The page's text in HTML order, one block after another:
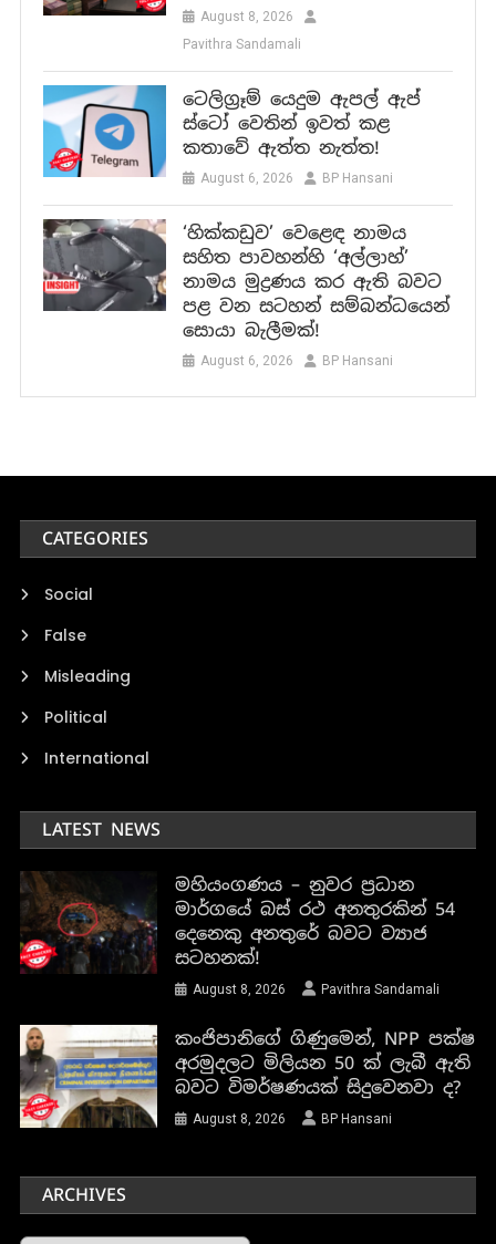
August 8, 2026
Pavithra Sandamali
ටෙලිග්‍රෑම් යෙදුම ඇපල් ඇප්
ස්ටෝ වෙතින් ඉවත් කළ
කතාවේ ඇත්ත නැත්ත!
August 6, 2026 BP Hansani
‘හික්කඩුව’ වෙළෙඳ නාමය
සහිත පාවහන්හි ‘අල්ලාහ්’
නාමය මුද්‍රණය කර ඇති බවට
පළ වන සටහන් සම්බන්ධයෙන්
සොයා බැලීමක්!
August 6, 2026 BP Hansani
CATEGORIES
Social
False
Misleading
Political
International
LATEST NEWS
මහියංගණය – නුවර ප්‍රධාන
මාර්ගයේ බස් රථ අනතුරකින් 54
දෙනෙකු අනතුරේ බවට ව්‍යාජ
සටහනක්!
August 8, 2026 Pavithra Sandamali
කංජිපානිගේ ගිණුමෙන්, NPP පක්ෂ
අරමුදලට මිලියන 50 ක් ලැබී ඇති
බවට විමර්ෂණයක් සිදුවෙනවා ද?
August 8, 2026 BP Hansani
ARCHIVES